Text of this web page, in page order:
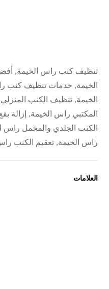
تنظيف كنب راس الخيمة,
الخيمة, خدمات تنظيف كنب
الخيمة, تنظيف الكنب
المكتبي راس الخيمة, إزالة
الكنب الجلدي والمخمل راس
راس الخيمة, تعقيم الكنب
العلامات